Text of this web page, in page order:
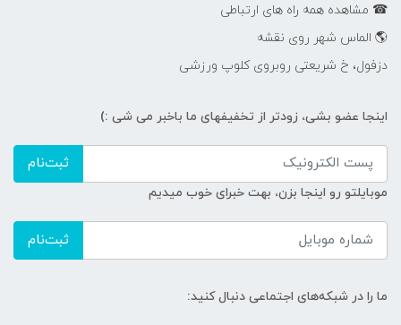
☎ مشاهده همه راه های ارتباطی
🌎 الماس شهر روی نقشه
دزفول، خ شریعتی روبروی کلوپ ورزشی
اینجا عضو بشی، زودتر از تخفیفهای ما باخبر می شی :)
ثبت‌نام
موبایلتو رو اینجا بزن، بهت خبرای خوب میدیم
ثبت‌نام
ما را در شبکه‌های اجتماعی دنبال کنید: